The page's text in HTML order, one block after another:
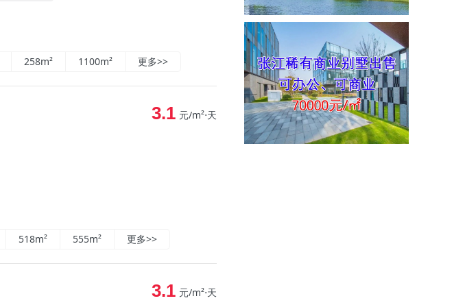
258m² 1100m² 更多>>
3.1 元/m²⋅天
518m² 555m² 更多>>
3.1 元/m²⋅天